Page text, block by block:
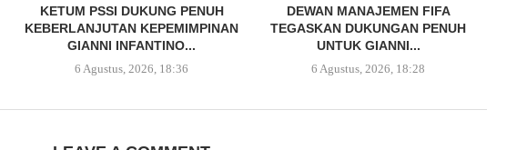
KETUM PSSI DUKUNG PENUH
KEBERLANJUTAN KEPEMIMPINAN
GIANNI INFANTINO...
6 Agustus, 2026, 18:36
DEWAN MANAJEMEN FIFA
TEGASKAN DUKUNGAN PENUH
UNTUK GIANNI...
6 Agustus, 2026, 18:28